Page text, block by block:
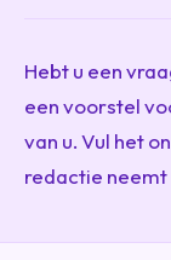
Hebt u een
een voorstel
van u. Vul het
redactie neemt